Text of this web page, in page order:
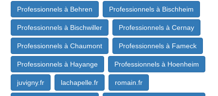
Professionnels à Behren Professionnels à Bischheim
Professionnels à Bischwiller Professionnels à Cernay
Professionnels à Chaumont Professionnels à Fameck
Professionnels à Hayange Professionnels à Hoenheim
juvigny.fr lachapelle.fr romain.fr